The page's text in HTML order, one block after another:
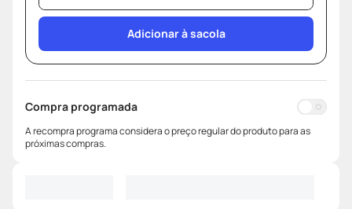
Adicionar à sacola
Compra programada
A recompra programa considera o preço regular do produto para as
próximas compras.